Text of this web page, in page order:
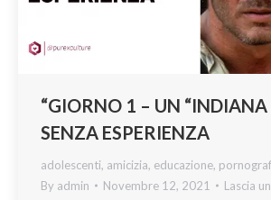
“GIORNO 1 – UN “INDIANA
SENZA ESPERIENZA
adolescenti, amicizia, educazione,
By admin Novembre 12, 2021 Lascia